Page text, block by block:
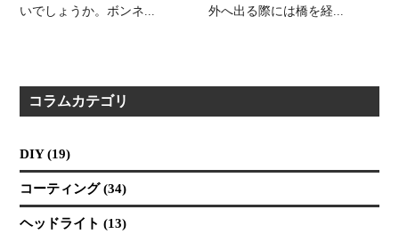
いでしょうか。ボンネ...
外へ出る際には橋を経...
コラムカテゴリ
DIY (19)
コーティング (34)
ヘッドライト (13)